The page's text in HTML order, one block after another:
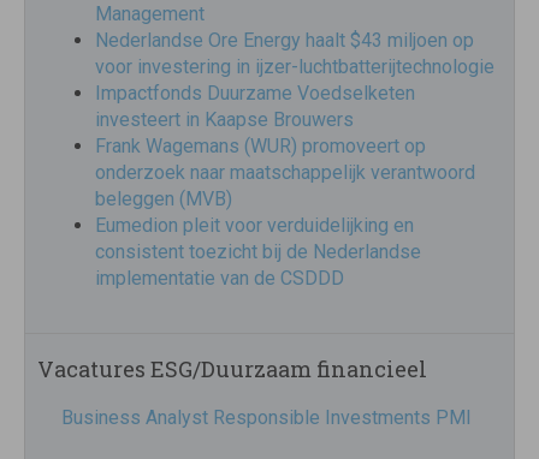
Management
Nederlandse Ore Energy haalt $43 miljoen op
voor investering in ijzer-luchtbatterijtechnologie
Impactfonds Duurzame Voedselketen
investeert in Kaapse Brouwers
Frank Wagemans (WUR) promoveert op
onderzoek naar maatschappelijk verantwoord
beleggen (MVB)
Eumedion pleit voor verduidelijking en
consistent toezicht bij de Nederlandse
implementatie van de CSDDD
Vacatures ESG/Duurzaam financieel
Business Analyst Responsible Investments PMI